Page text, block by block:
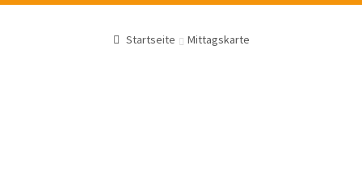
Startseite Mittagskarte